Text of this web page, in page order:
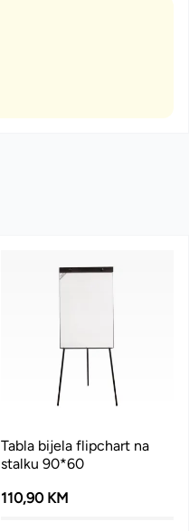
Tabla bijela flipchart na
stalku 90*60
110,90 KM